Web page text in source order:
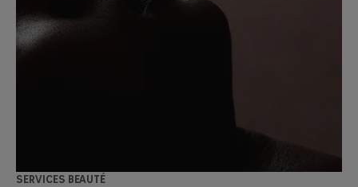
Services beauté